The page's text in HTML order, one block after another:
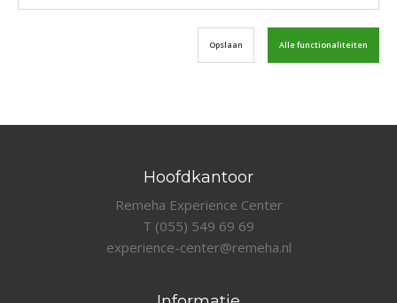
Opslaan Alle functionaliteiten
Hoofdkantoor
Remeha Experience Center
T (055) 549 69 69
experience-center@remeha.nl